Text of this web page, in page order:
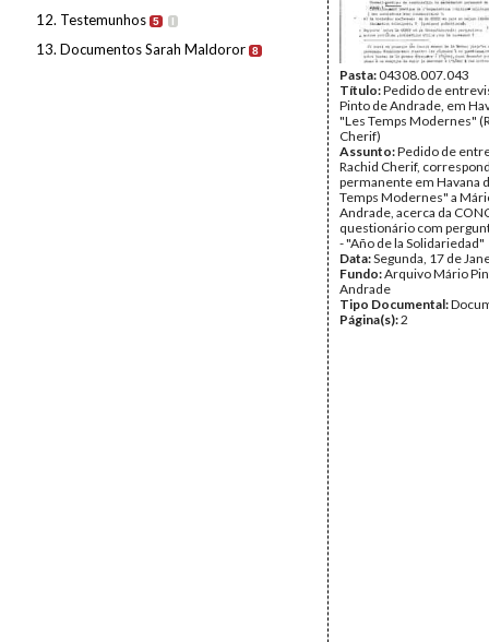
12. Testemunhos 5 I
13. Documentos Sarah Maldoror 8
Pasta:04308.007.043
Título:Pedido de
Pinto de Andrade, em
"Les Temps Modernes"
Cherif)
Assunto:Pedido de
Rachid Cherif,
permanente em Havana
Temps Modernes" a
Andrade, acerca da
questionário com
- "Año de la Solidariedad"
Data:Segunda, 17 de
Fundo:Arquivo Mário
Andrade
Tipo Documental:
Página(s):2